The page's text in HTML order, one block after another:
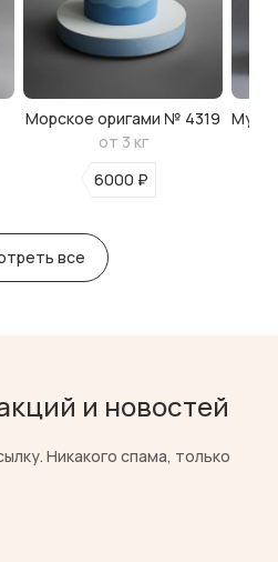
Морское оригами № 4319
от 3 кг
6000 ₽
все
и новостей
Никакого спама, только